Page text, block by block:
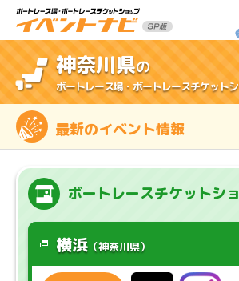
神奈川県の
ボートレース場・ボートレースチケット
最新のイベント情報
ボートレースチケットシ
横浜 （神奈川県）